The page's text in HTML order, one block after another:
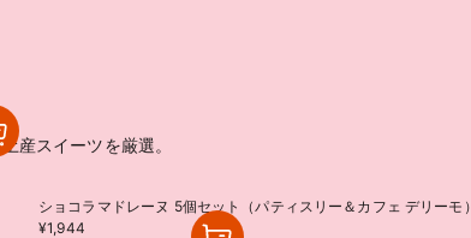
産スイーツを厳選。
ショコラマドレーヌ 5個セット（パティスリー＆カフェ デリーモ）
¥1,944